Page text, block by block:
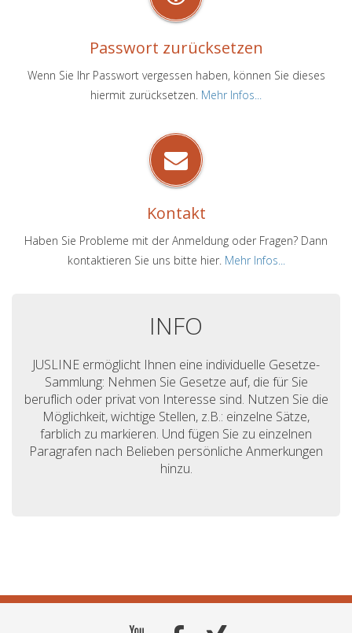
Passwort zurücksetzen
Wenn Sie Ihr Passwort vergessen haben, können Sie dieses
hiermit zurücksetzen. Mehr Infos...
Kontakt
Haben Sie Probleme mit der Anmeldung oder Fragen? Dann
kontaktieren Sie uns bitte hier. Mehr Infos...
INFO
JUSLINE ermöglicht Ihnen eine individuelle Gesetze-
Sammlung: Nehmen Sie Gesetze auf, die für Sie
beruflich oder privat von Interesse sind. Nutzen Sie die
Möglichkeit, wichtige Stellen, z.B.: einzelne Sätze,
farblich zu markieren. Und fügen Sie zu einzelnen
Paragrafen nach Belieben persönliche Anmerkungen
hinzu.